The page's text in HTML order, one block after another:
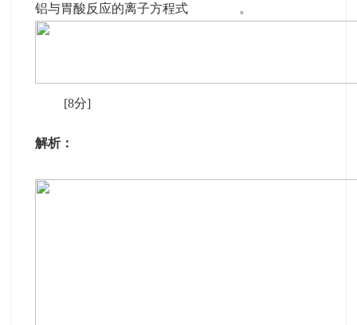
铝与胃酸反应的离子方程式 。
[8分]
解析：